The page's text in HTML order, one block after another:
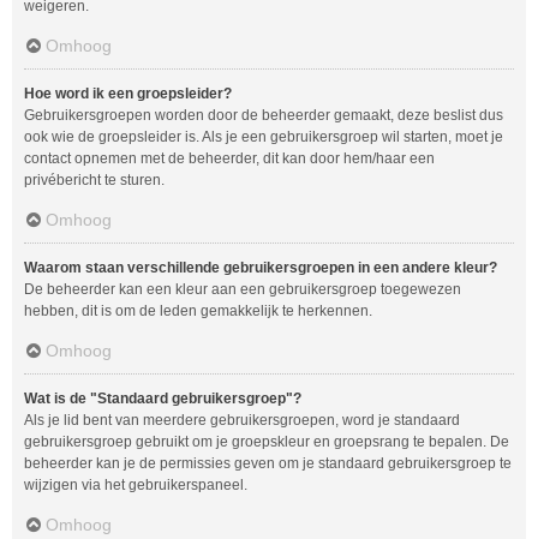
weigeren.
Omhoog
Hoe word ik een groepsleider?
Gebruikersgroepen worden door de beheerder gemaakt, deze beslist dus
ook wie de groepsleider is. Als je een gebruikersgroep wil starten, moet je
contact opnemen met de beheerder, dit kan door hem/haar een
privébericht te sturen.
Omhoog
Waarom staan verschillende gebruikersgroepen in een andere kleur?
De beheerder kan een kleur aan een gebruikersgroep toegewezen
hebben, dit is om de leden gemakkelijk te herkennen.
Omhoog
Wat is de "Standaard gebruikersgroep"?
Als je lid bent van meerdere gebruikersgroepen, word je standaard
gebruikersgroep gebruikt om je groepskleur en groepsrang te bepalen. De
beheerder kan je de permissies geven om je standaard gebruikersgroep te
wijzigen via het gebruikerspaneel.
Omhoog